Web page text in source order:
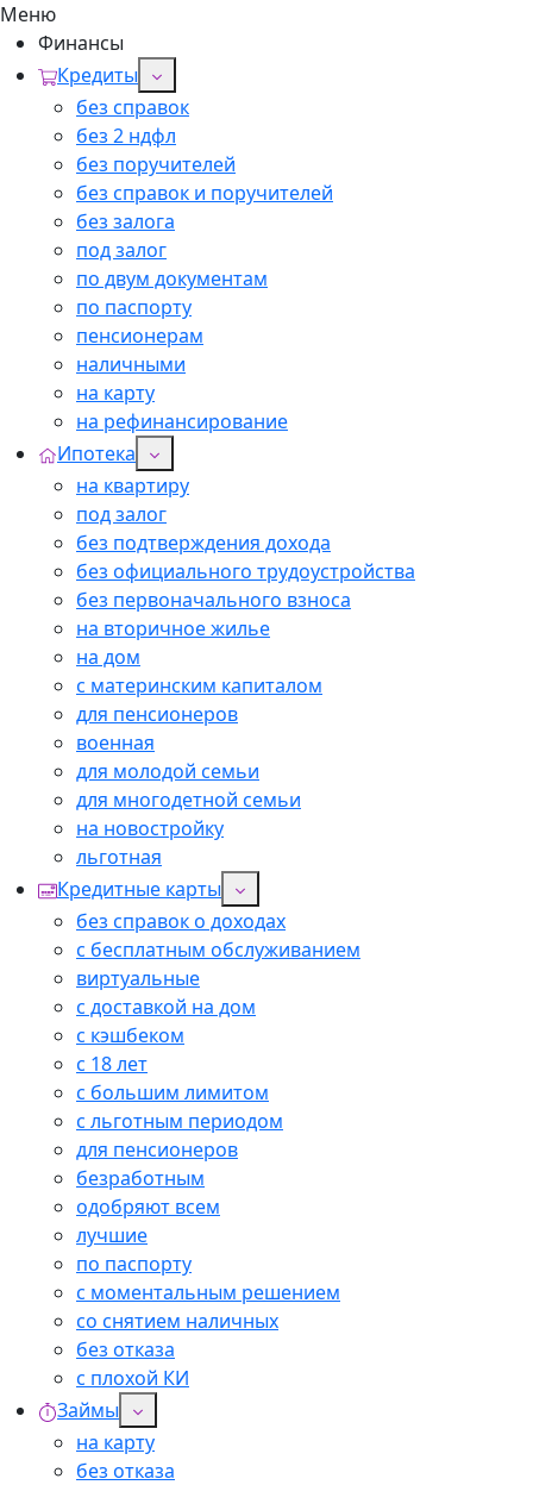
Меню
Финансы
Кредиты
без справок
без 2 ндфл
без поручителей
без справок и поручителей
без залога
под залог
по двум документам
по паспорту
пенсионерам
наличными
на карту
на рефинансирование
Ипотека
на квартиру
под залог
без подтверждения дохода
без официального трудоустройства
без первоначального взноса
на вторичное жилье
на дом
с материнским капиталом
для пенсионеров
военная
для молодой семьи
для многодетной семьи
на новостройку
льготная
Кредитные карты
без справок о доходах
с бесплатным обслуживанием
виртуальные
с доставкой на дом
с кэшбеком
с 18 лет
с большим лимитом
с льготным периодом
для пенсионеров
безработным
одобряют всем
лучшие
по паспорту
с моментальным решением
со снятием наличных
без отказа
с плохой КИ
Займы
на карту
без отказа